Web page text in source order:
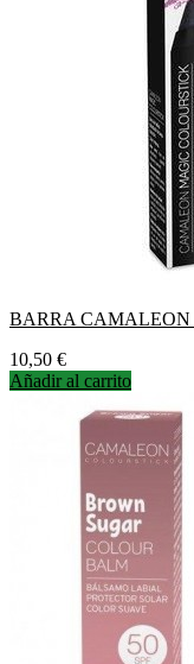
BARRA CAMALEON
Precio
10,50 €
Añadir al carrito